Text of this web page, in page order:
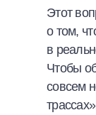
Этот
о том,
в
Чтобы
совсем